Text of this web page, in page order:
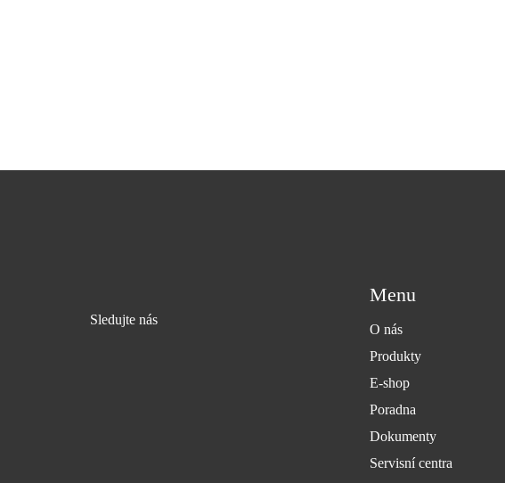
Sledujte nás
Menu
O nás
Produkty
E-shop
Poradna
Dokumenty
Servisní centra